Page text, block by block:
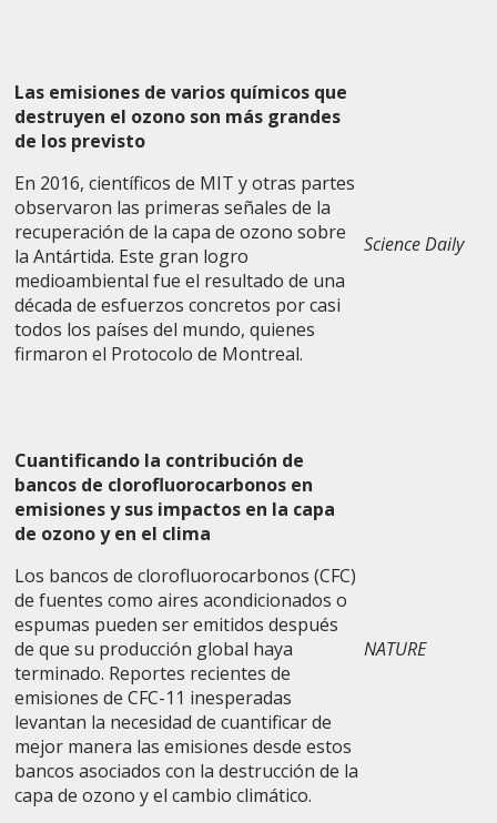
Las emisiones de varios químicos que
destruyen el ozono son más grandes
de los previsto
En 2016, científicos de MIT y otras partes
observaron las primeras señales de la
recuperación de la capa de ozono sobre
la Antártida. Este gran logro
medioambiental fue el resultado de una
década de esfuerzos concretos por casi
todos los países del mundo, quienes
firmaron el Protocolo de Montreal.
Science Daily
Cuantificando la contribución de
bancos de clorofluorocarbonos en
emisiones y sus impactos en la capa
de ozono y en el clima
Los bancos de clorofluorocarbonos (CFC)
de fuentes como aires acondicionados o
espumas pueden ser emitidos después
de que su producción global haya
terminado. Reportes recientes de
emisiones de CFC-11 inesperadas
levantan la necesidad de cuantificar de
mejor manera las emisiones desde estos
bancos asociados con la destrucción de la
capa de ozono y el cambio climático.
NATURE